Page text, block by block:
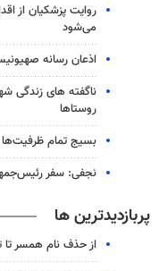
روایت پزشکیان از
می‌شود
اذعان رسانه
ناگفته های زندگی
روستاها
بسیج تمام ظرفیت‌ها
نجفی: سفر
پربازدیدترین ها
از حذف نام همسر تا